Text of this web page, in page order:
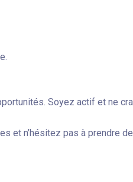
Soyez actif et ne
et n’hésitez pas à prendre